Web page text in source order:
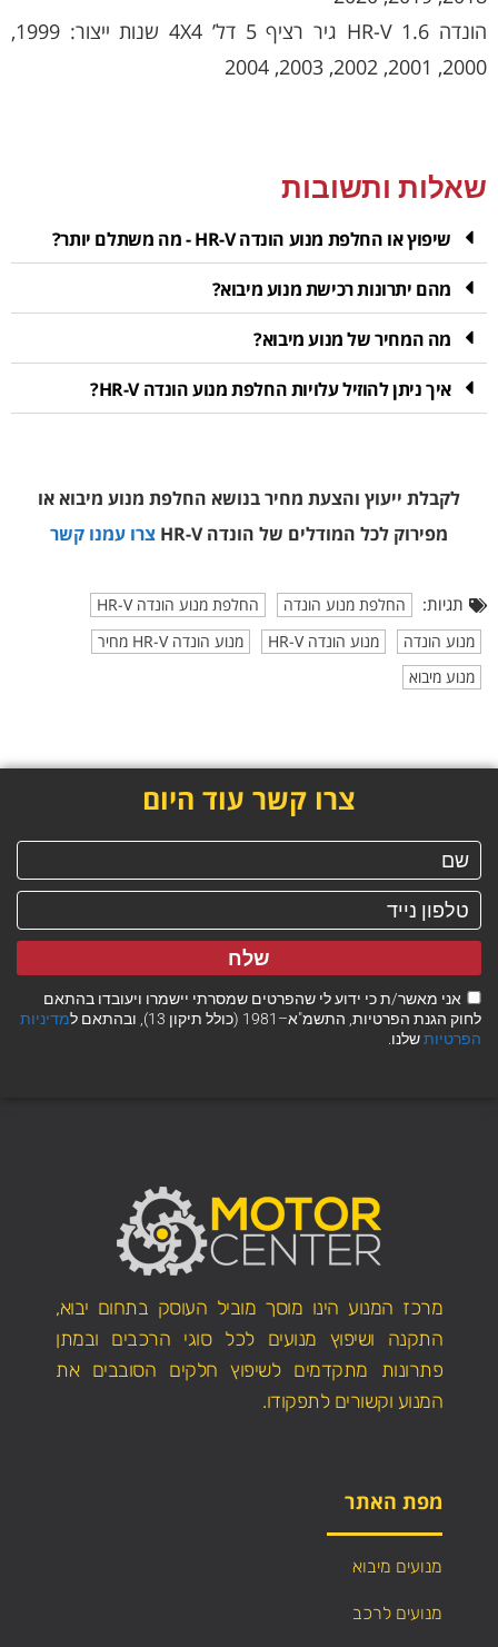
הונדה HR-V 1.6 גיר רציף 5 דל’ 4X4 שנות ייצור: 1999,
2000, 2001, 2002, 2003, 2004
שאלות ותשובות
שיפוץ או החלפת מנוע הונדה HR-V - מה משתלם יותר?
מהם יתרונות רכישת מנוע מיבוא?
מה המחיר של מנוע מיבוא?
איך ניתן להוזיל עלויות החלפת מנוע הונדה HR-V?
לקבלת ייעוץ והצעת מחיר בנושא החלפת מנוע מיבוא או
מפירוק לכל המודלים של הונדה HR-V צרו עמנו קשר
תגיות: החלפת מנוע הונדה
החלפת מנוע הונדה HR-V
מנוע הונדה
מנוע הונדה HR-V
מנוע הונדה HR-V מחיר
מנוע מיבוא
צרו קשר עוד היום
אני מאשר/ת כי ידוע לי שהפרטים שמסרתי יישמרו ויעובדו בהתאם
לחוק הגנת הפרטיות, התשמ"א–1981 (כולל תיקון 13), ובהתאם ל
מדיניות
הפרטיותשלנו.
שלח
מרכז המנוע הינו מוסך מוביל העוסק בתחום יבוא,
התקנה ושיפוץ מנועים לכל סוגי הרכבים ובמתן
פתרונות מתקדמים לשיפוץ חלקים הסובבים את
המנוע וקשורים לתפקודו.
מפת האתר
מנועים מיבוא
מנועים לרכב